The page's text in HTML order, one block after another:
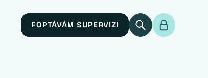
POPTÁVÁM SUPERVIZI